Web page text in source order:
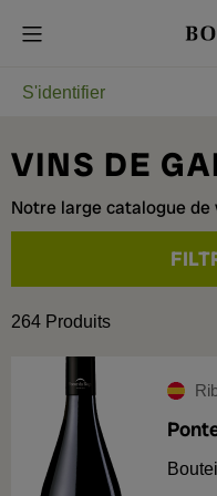
S'identifier
VINS DE
Notre large catalogue
Prix
Origine
Rías Baixas
Ribeiro
Type
Blanc
Domaine
264 Produits